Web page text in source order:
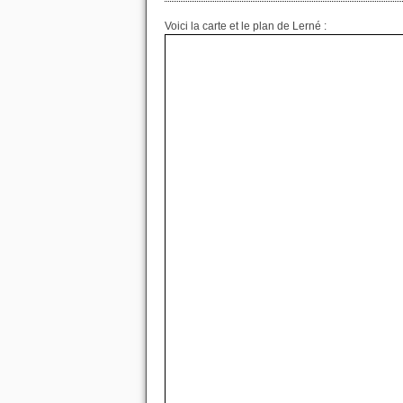
Voici la carte et le plan de Lerné :